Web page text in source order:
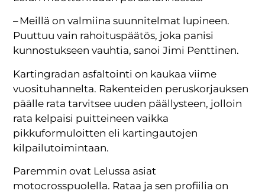
– Meillä on valmiina suunnitelmat lupineen.
Puuttuu vain rahoituspäätös, joka panisi
kunnostukseen vauhtia, sanoi Jimi Penttinen.
Kartingradan asfaltointi on kaukaa viime
vuosituhannelta. Rakenteiden peruskorjauksen
päälle rata tarvitsee uuden päällysteen, jolloin
rata kelpaisi puitteineen vaikka
pikkuformuloitten eli kartingautojen
kilpailutoimintaan.
Paremmin ovat Lelussa asiat
motocrosspuolella. Rataa ja sen profiilia on